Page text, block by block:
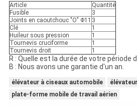
Article
Quantité
Fusible
3
Joints en caoutchouc "O" Φ11 3
Clé
1
Huileur sous pression
1
Tournevis cruciforme
1
Tournevis droit
1
R : Quelle est la durée de votre période
B : Nous avons une garantie d'un an.
élévateur à ciseaux automobile
plate-forme mobile de travail aérien